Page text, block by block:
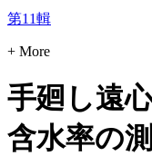
第11輯
+ More
手廻し遠
含水率の